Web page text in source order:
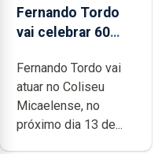
Fernando Tordo
vai celebrar 60
no Coliseu
Micaelense
Fernando Tordo vai
atuar no Coliseu
Micaelense, no
próximo dia 13 de...